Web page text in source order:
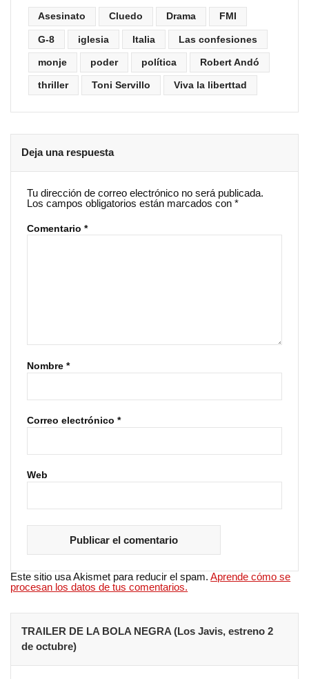
Asesinato Cluedo Drama FMI
G-8 iglesia Italia Las confesiones
monje poder política Robert Andó
thriller Toni Servillo Viva la liberttad
Deja una respuesta
Tu dirección de correo electrónico no será publicada.
Los campos obligatorios están marcados con *
Comentario *
Nombre *
Correo electrónico *
Web
Este sitio usa Akismet para reducir el spam.Aprende cómo se
procesan los datos de tus comentarios.
TRAILER DE LA BOLA NEGRA (Los Javis, estreno 2
de octubre)